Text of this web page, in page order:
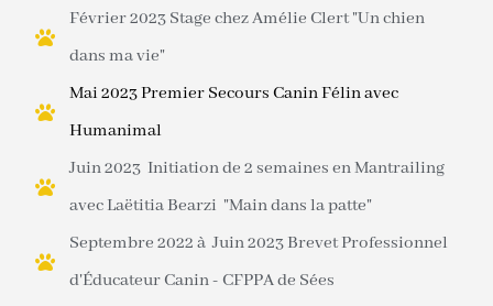
Février 2023 Stage chez Amélie Clert "Un chien
dans ma vie"
Mai 2023 Premier Secours Canin Félin avec
Humanimal
Juin 2023 Initiation de 2 semaines en Mantrailing
avec Laëtitia Bearzi "Main dans la patte"
Septembre 2022 à Juin 2023 Brevet Professionnel
d'Éducateur Canin - CFPPA de Sées